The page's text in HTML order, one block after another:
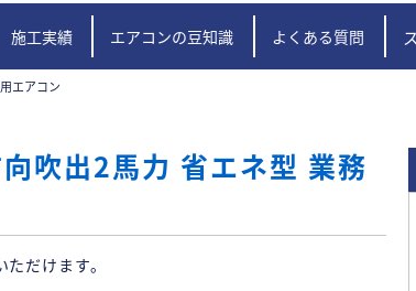
施工実績 エアコンの豆知識 よくある質問
エアコン
吹出2馬力 省エネ型 業務
だけます。